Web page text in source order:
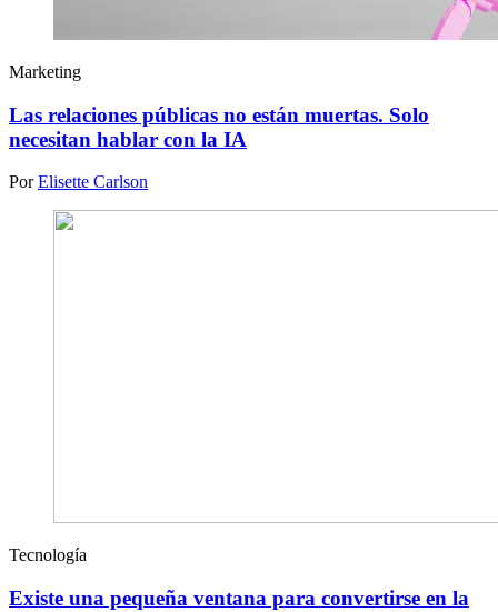
Marketing
Las relaciones públicas no están muertas. Solo
necesitan hablar con la IA
PorElisette Carlson
Tecnología
Existe una pequeña ventana para convertirse en la